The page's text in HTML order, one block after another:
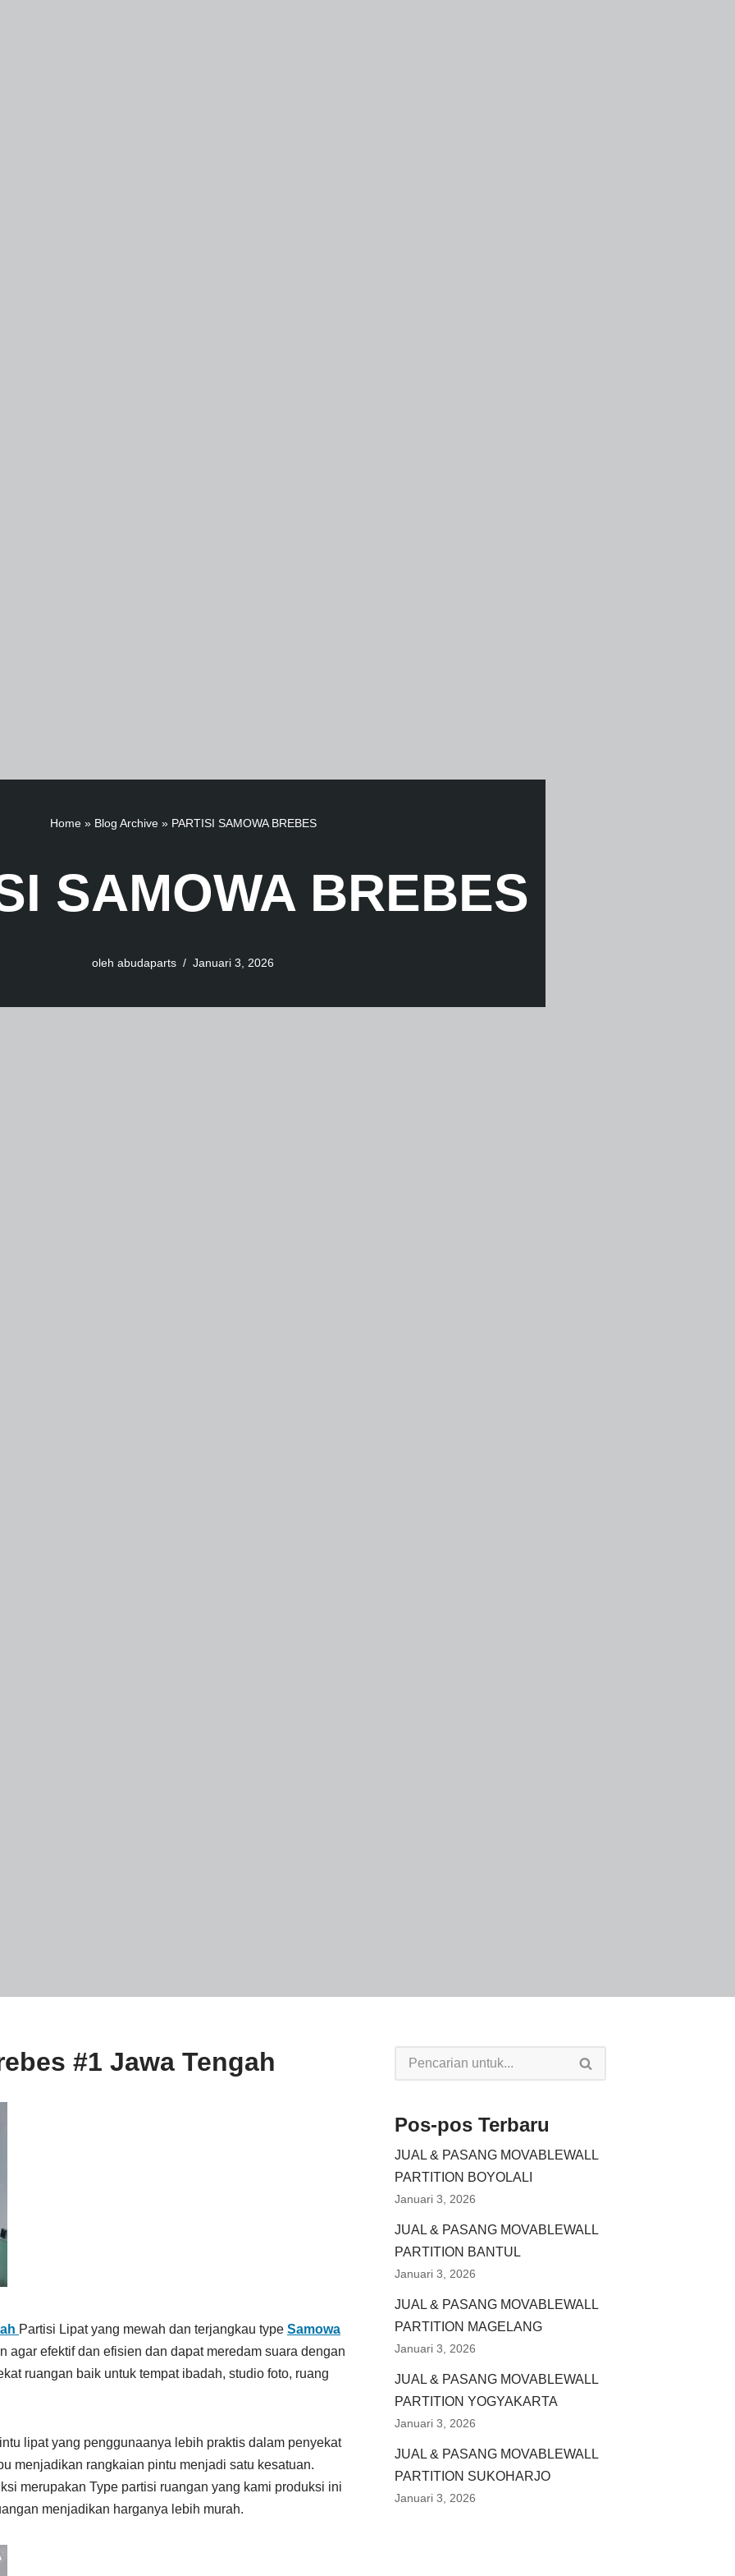
Home» Blog Archive» PARTISI SAMOWA BREBES
SAMOWA BREBES
oleh abudaparts Januari 3, 2026
#1 Jawa Tengah
Partisi Lipat yang mewah dan terjangkau type Samowa
agar efektif dan efisien dan dapat meredam suara dengan
ruangan baik untuk tempat ibadah, studio foto, ruang
lipat yang penggunaanya lebih praktis dalam penyekat
menjadikan rangkaian pintu menjadi satu kesatuan.
merupakan Type partisi ruangan yang kami produksi ini
menjadikan harganya lebih murah.
Pos-pos Terbaru
JUAL & PASANG MOVABLEWALL
PARTITION BOYOLALI
Januari 3, 2026
JUAL & PASANG MOVABLEWALL
PARTITION BANTUL
Januari 3, 2026
JUAL & PASANG MOVABLEWALL
PARTITION MAGELANG
Januari 3, 2026
JUAL & PASANG MOVABLEWALL
PARTITION YOGYAKARTA
Januari 3, 2026
JUAL & PASANG MOVABLEWALL
PARTITION SUKOHARJO
Januari 3, 2026